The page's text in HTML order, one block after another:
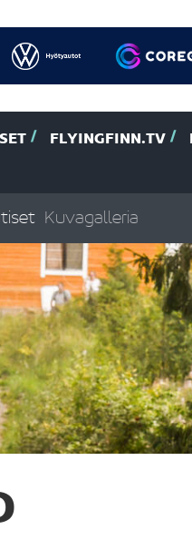
FLYINGFINN.TV
Kuvagalleria